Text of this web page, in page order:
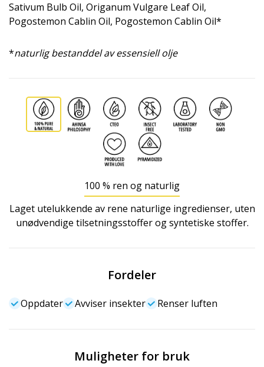
Sativum Bulb Oil, Origanum Vulgare Leaf Oil,
Pogostemon Cablin Oil, Pogostemon Cablin Oil*
*naturlig bestanddel av essensiell olje
100 % ren og naturlig
Laget utelukkende av rene naturlige ingredienser, uten
unødvendige tilsetningsstoffer og syntetiske stoffer.
Fordeler
Oppdater Avviser insekter Renser luften
Muligheter for bruk